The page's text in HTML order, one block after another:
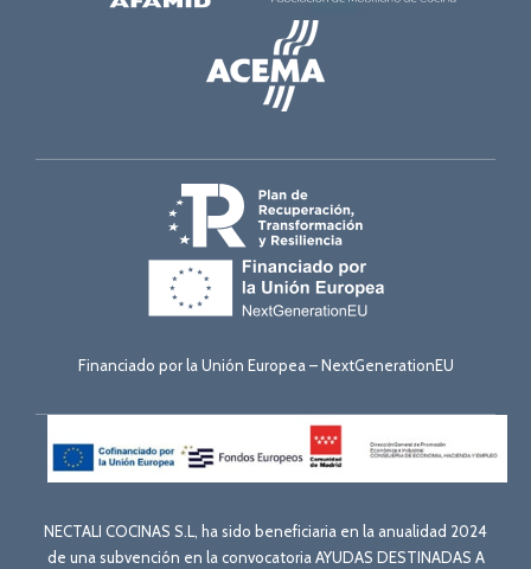
Financiado por la Unión Europea – NextGenerationEU
NECTALI COCINAS S.L, ha sido beneficiaria en la anualidad 2024
de una subvención en la convocatoria AYUDAS DESTINADAS A